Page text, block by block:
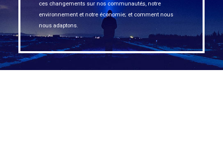
ces changements sur nos communautés, notre
environnement et notre économie; et comment nous
nous adaptons.